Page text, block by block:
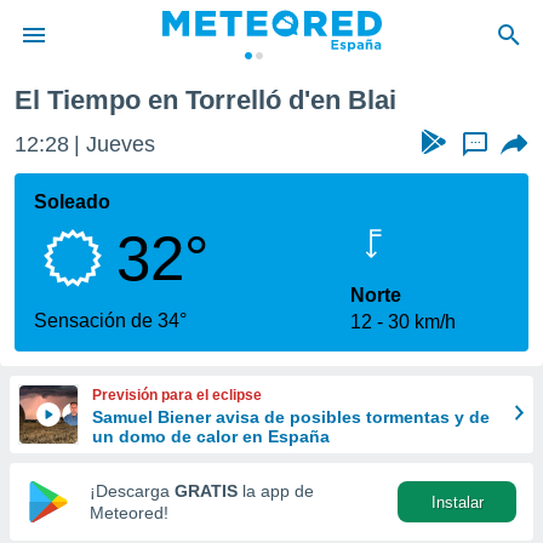
de
por
que se
calidad.
a este
las
y
forma
digital
basada
El Tiempo en Torrelló d'en Blai
12:28 Jueves ...
Soleado
32°
Sensación de 34°
Norte
12
30 km/h
Previsión para el eclipse
Samuel Biener avisa de posibles tormentas y de
un domo de calor en España
¡Descarga GRATIS la app de
Meteored!
Instalar